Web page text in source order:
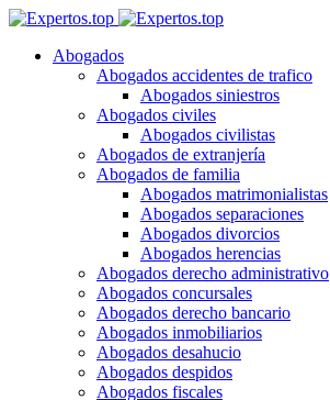
Abogados
Abogados accidentes de trafico
Abogados siniestros
Abogados civiles
Abogados civilistas
Abogados de extranjería
Abogados de familia
Abogados matrimonialistas
Abogados separaciones
Abogados divorcios
Abogados herencias
Abogados derecho administrativo
Abogados concursales
Abogados derecho bancario
Abogados inmobiliarios
Abogados desahucio
Abogados despidos
Abogados fiscales